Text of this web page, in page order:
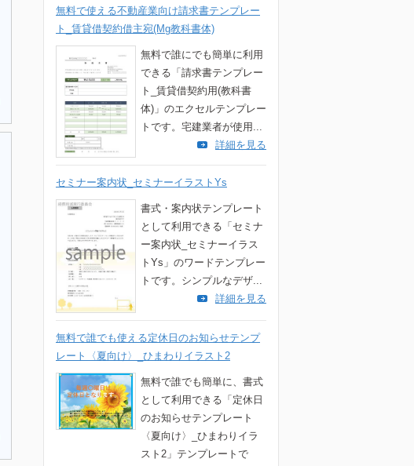
無料で使える不動産業向け請求書テンプレー
ト_賃貸借契約借主宛(Mg教科書体)
無料で誰にでも簡単に利用
できる「請求書テンプレー
ト_賃貸借契約用(教科書
体)」のエクセルテンプレー
トです。宅建業者が使用...
詳細を見る
セミナー案内状_セミナーイラストYs
書式・案内状テンプレート
として利用できる「セミナ
ー案内状_セミナーイラス
トYs」のワードテンプレー
トです。シンプルなデザ...
詳細を見る
無料で誰でも使える定休日のお知らせテンプ
レート〈夏向け〉_ひまわりイラスト2
無料で誰でも簡単に、書式
として利用できる「定休日
のお知らせテンプレート
〈夏向け〉_ひまわりイラ
スト2」テンプレートで